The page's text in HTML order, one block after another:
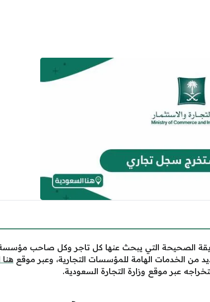
الصحيحة التي يبحث عنها كل تاجر وكل صاحب
من الخدمات الهامة للمؤسسات التجارية، وعبر موقع
عبر موقع وزارة التجارة السعودية.